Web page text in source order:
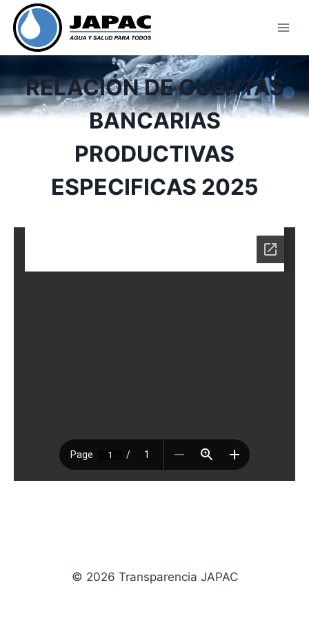
Skip
content
RELACIÓN DE CUENTAS
BANCARIAS
PRODUCTIVAS
ESPECIFICAS 2025
© 2026 Transparencia JAPAC